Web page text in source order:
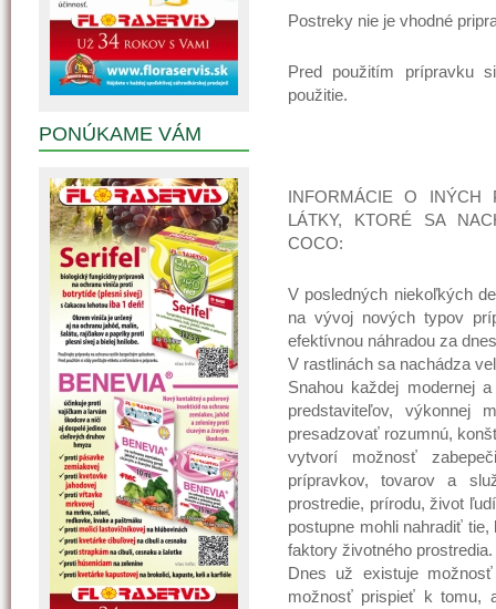
Postreky nie je vhodné
Pred použitím prípravku
použitie.
INFORMÁCIE O INÝCH
LÁTKY, KTORÉ SA
COCO:
V posledných niekoľkých
na vývoj nových typov
efektívnou náhradou za
V rastlinách sa nachádza
Snahou každej modernej
predstaviteľov,
presadzovať rozumnú,
vytvorí možnosť
prípravkov, tovarov a
prostredie, prírodu, život
postupne mohli nahradiť
faktory životného prostredia.
Dnes už existuje
možnosť prispieť k tomu,
PONÚKAME VÁM